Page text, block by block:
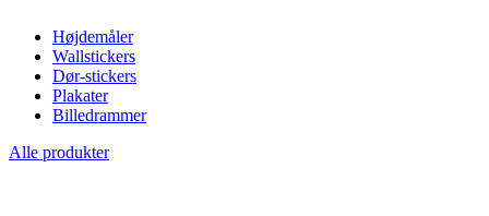
Højdemåler
Wallstickers
Dør-stickers
Plakater
Billedrammer
Alle produkter